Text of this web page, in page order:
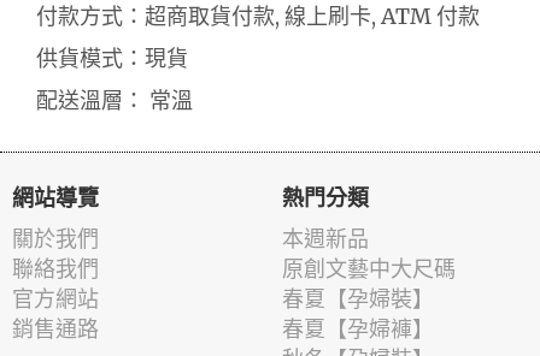
付款方式：超商取貨付款, 線上刷卡, ATM 付款
供貨模式：現貨
配送溫層： 常溫
網站導覽
關於我們
聯絡我們
官方網站
銷售通路
熱門分類
本週新品
原創文藝中大尺碼
春夏【孕婦裝】
春夏【孕婦褲】